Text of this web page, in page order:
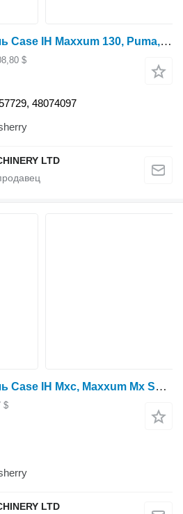
Гидрораспределитель Case IH Maxxum 130, Puma, New Holland T6, T7, Pto Control Valve 84336448 для трактора колесного
$
48074097
LTD
Гидрораспределитель Case IH Mxc, Maxxum Mx Series Mx110, Mx100, Mx120 Maxxum Hydraulic Valve 1437-080819-151031081 для трактора колесного
$
LTD